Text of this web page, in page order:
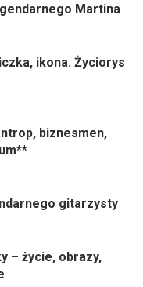
Martina
ikona. Życiorys
biznesmen,
gitarzysty
– życie, obrazy,